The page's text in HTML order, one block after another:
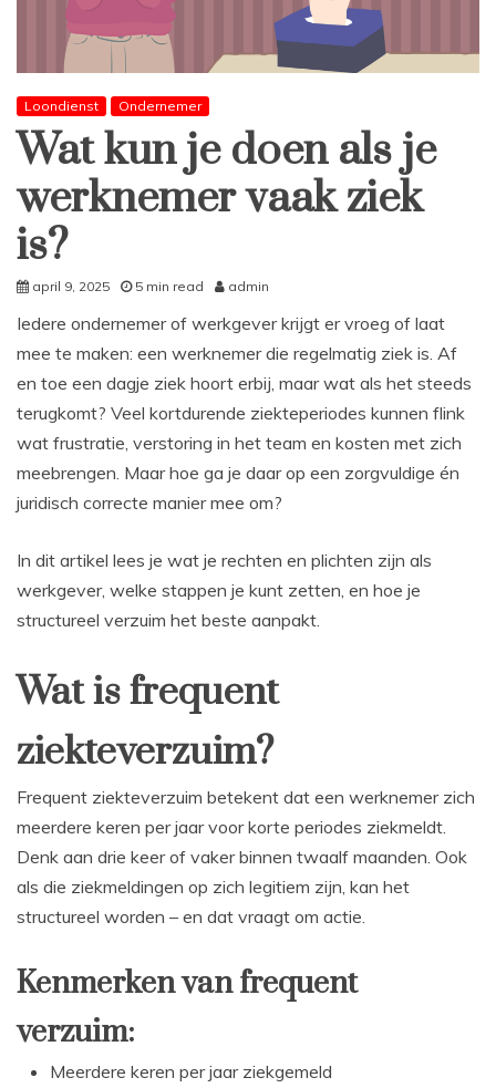
Loondienst Ondernemer
Wat kun je doen als je
werknemer vaak ziek
is?
april 9, 2025 5 min read admin
Iedere ondernemer of werkgever krijgt er vroeg of laat
mee te maken: een werknemer die regelmatig ziek is. Af
en toe een dagje ziek hoort erbij, maar wat als het steeds
terugkomt? Veel kortdurende ziekteperiodes kunnen flink
wat frustratie, verstoring in het team en kosten met zich
meebrengen. Maar hoe ga je daar op een zorgvuldige én
juridisch correcte manier mee om?
In dit artikel lees je wat je rechten en plichten zijn als
werkgever, welke stappen je kunt zetten, en hoe je
structureel verzuim het beste aanpakt.
Wat is frequent
ziekteverzuim?
Frequent ziekteverzuim betekent dat een werknemer zich
meerdere keren per jaar voor korte periodes ziekmeldt.
Denk aan drie keer of vaker binnen twaalf maanden. Ook
als die ziekmeldingen op zich legitiem zijn, kan het
structureel worden – en dat vraagt om actie.
Kenmerken van frequent
verzuim:
Meerdere keren per jaar ziekgemeld